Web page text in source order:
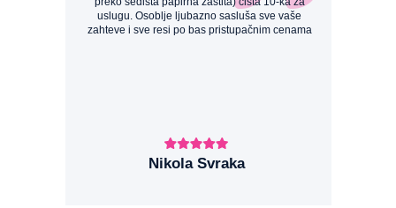
uslugu. Osoblje ljubazno sasluša sve vaše
zahteve i sve resi po bas pristupačnim cenama
Nikola Svraka